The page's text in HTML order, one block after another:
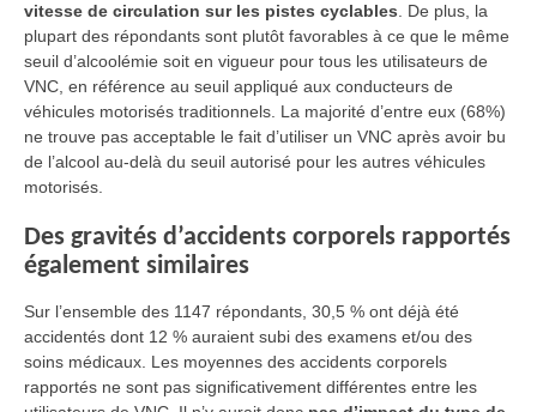
vitesse de circulation sur les pistes cyclables . De plus, la
plupart des répondants sont plutôt favorables à ce que le même
seuil d’alcoolémie soit en vigueur pour tous les utilisateurs de
VNC, en référence au seuil appliqué aux conducteurs de
véhicules motorisés traditionnels. La majorité d’entre eux (68%)
ne trouve pas acceptable le fait d’utiliser un VNC après avoir bu
de l’alcool au-delà du seuil autorisé pour les autres véhicules
motorisés.
Des gravités d’accidents corporels rapportés
également similaires
Sur l’ensemble des 1147 répondants, 30,5 % ont déjà été
accidentés dont 12 % auraient subi des examens et/ou des
soins médicaux. Les moyennes des accidents corporels
rapportés ne sont pas significativement différentes entre les